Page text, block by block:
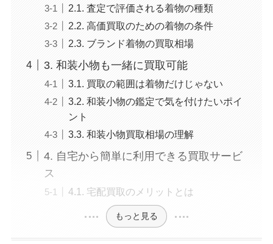
2.1. 査定で評価される着物の種類
2.2. 高価買取のための着物の条件
2.3. ブランド着物の買取相場
3. 和装小物も一緒に買取可能
3.1. 買取の範囲は着物だけじゃない
3.2. 和装小物の鑑定で気を付けたいポイ
ント
3.3. 和装小物買取相場の理解
4. 自宅から簡単に利用できる買取サービ
ス
4.1. 宅配買取のメリットとは
もっと見る